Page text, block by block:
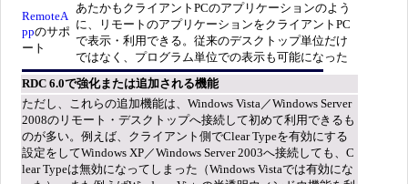
RemoteA
ppのサポ
ート
あたかもクライアントPCのアプリケーションのよう
に、リモートのアプリケーションをクライアントPC
で表示・利用できる。従来のデスクトップ単位だけ
ではなく、プログラム単位での表示も可能になった
RDC 6.0で強化または追加される機能
ただし、これらの追加機能は、Windows Vista／Windows Server
2008のリモート・デスクトップへ接続して初めて利用できるも
のが多い。例えば、クライアント側でClear Typeを有効にする
設定をしてWindows XP／Windows Server 2003へ接続しても、C
lear Typeは無効になってしまった（Windows Vistaでは有効にな